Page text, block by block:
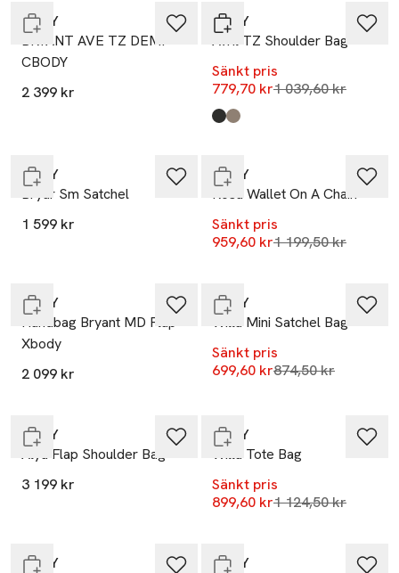
DKNY
BRYANT AVE TZ DEMI
CBODY
2 399 kr
DKNY
Avril TZ Shoulder Bag
Sänkt pris
779,70 krLägsta pris 30
1 039,60 kr
Produkten finns i färgerna:
Blk/Gold
Mink
DKNY
Bryar Sm Satchel
1 599 kr
-20%
DKNY
Rosa Wallet On A Chain
Sänkt pris
959,60 krLägsta pris 30
1 199,50 kr
DKNY
Handbag Bryant MD Flap
Xbody
2 099 kr
-20%
DKNY
Willa Mini Satchel Bag
Sänkt pris
699,60 krLägsta pris 30
874,50 kr
DKNY
Alya Flap Shoulder Bag
3 199 kr
-20%
DKNY
Willa Tote Bag
Sänkt pris
899,60 krLägsta pris 30
1 124,50 kr
DKNY
-25%
DKNY